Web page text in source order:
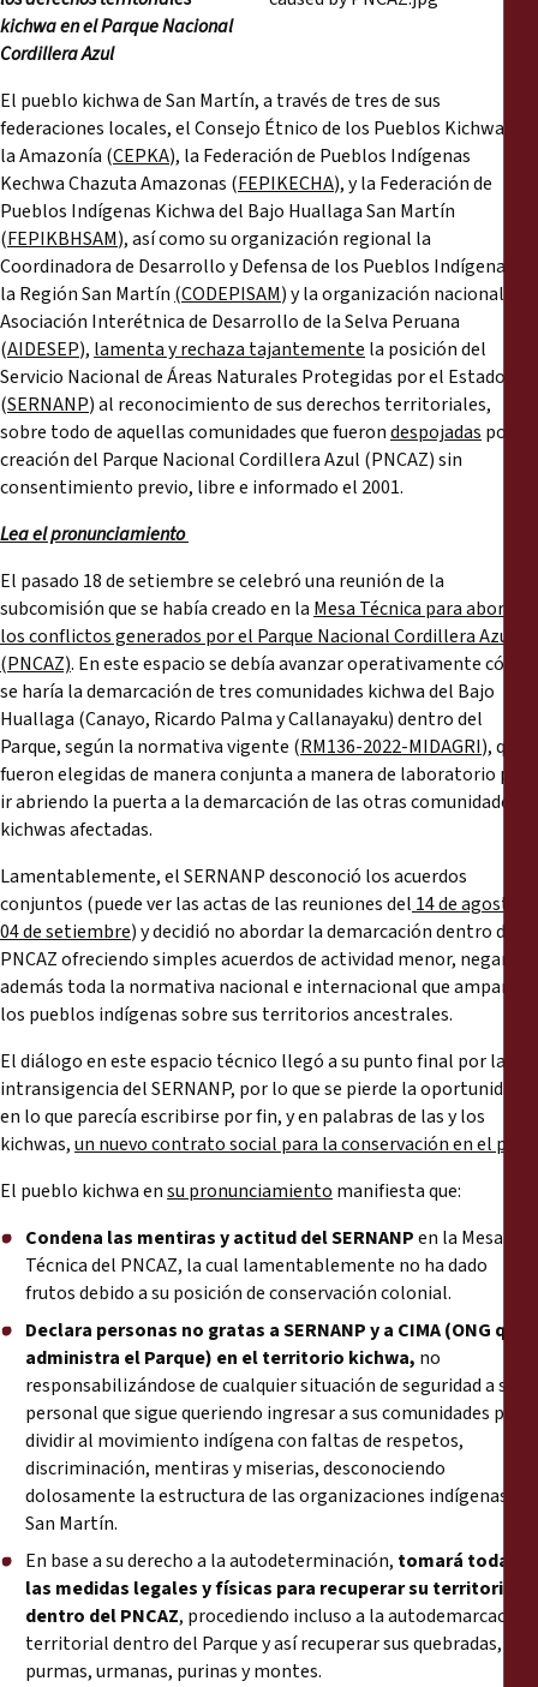
Reports
Training Materials
Briefing Papers
Legal Submissions
Declarations
Annual Reports
kichwa en el Parque Nacional
Cordillera Azul
El pueblo kichwa de San Martín, a través de tres de sus
federaciones locales, el Consejo Étnico de los Pueblos Kichwa de
la Amazonía (CEPKA), la Federación de Pueblos Indígenas
Kechwa Chazuta Amazonas (FEPIKECHA), y la Federación de
Pueblos Indígenas Kichwa del Bajo Huallaga San Martín
(FEPIKBHSAM), así como su organización regional la
Coordinadora de Desarrollo y Defensa de los Pueblos Indígenas de
la Región San Martín (CODEPISAM) y la organización nacional la
Asociación Interétnica de Desarrollo de la Selva Peruana
(AIDESEP), lamenta y rechaza tajantemente la posición del
Servicio Nacional de Áreas Naturales Protegidas por el Estado
(SERNANP) al reconocimiento de sus derechos territoriales,
sobre todo de aquellas comunidades que fuerondespojadas por la
creación del Parque Nacional Cordillera Azul (PNCAZ) sin
consentimiento previo, libre e informado el 2001.
Lea el pronunciamiento
El pasado 18 de setiembre se celebró una reunión de la
subcomisión que se había creado en la Mesa Técnica para abordar
los conflictos generados por el Parque Nacional Cordillera Azul
(PNCAZ). En este espacio se debía avanzar operativamente cómo
se haría la demarcación de tres comunidades kichwa del Bajo
Huallaga (Canayo, Ricardo Palma y Callanayaku) dentro del
Parque, según la normativa vigente (RM136-2022-MIDAGRI), que
fueron elegidas de manera conjunta a manera de laboratorio para
ir abriendo la puerta a la demarcación de las otras comunidades
kichwas afectadas.
Lamentablemente, el SERNANP desconoció los acuerdos
conjuntos (puede ver las actas de las reuniones del 14 de agosto
04 de setiembre) y decidió no abordar la demarcación dentro del
PNCAZ ofreciendo simples acuerdos de actividad menor, negando
además toda la normativa nacional e internacional que ampara a
los pueblos indígenas sobre sus territorios ancestrales.
El diálogo en este espacio técnico llegó a su punto final por la
intransigencia del SERNANP, por lo que se pierde la oportunidad
en lo que parecía escribirse por fin, y en palabras de las y los
kichwas,un nuevo contrato social para la conservación en el país
El pueblo kichwa ensu pronunciamiento manifiesta que:
Condena las mentiras y actitud del SERNANPen la Mesa
Técnica del PNCAZ, la cual lamentablemente no ha dado
frutos debido a su posición de conservación colonial.
Declara personas no gratas a SERNANP y a CIMA (ONG que
administra el Parque) en el territorio kichwa, no
responsabilizándose de cualquier situación de seguridad a su
personal que sigue queriendo ingresar a sus comunidades para
dividir al movimiento indígena con faltas de respetos,
discriminación, mentiras y miserias, desconociendo
dolosamente la estructura de las organizaciones indígenas en
San Martín.
En base a su derecho a la autodeterminación, tomará todas
las medidas legales y físicas para recuperar su territorio
dentro del PNCAZ, procediendo incluso a la autodemarcación
territorial dentro del Parque y así recuperar sus quebradas,
purmas, urmanas, purinas y montes.